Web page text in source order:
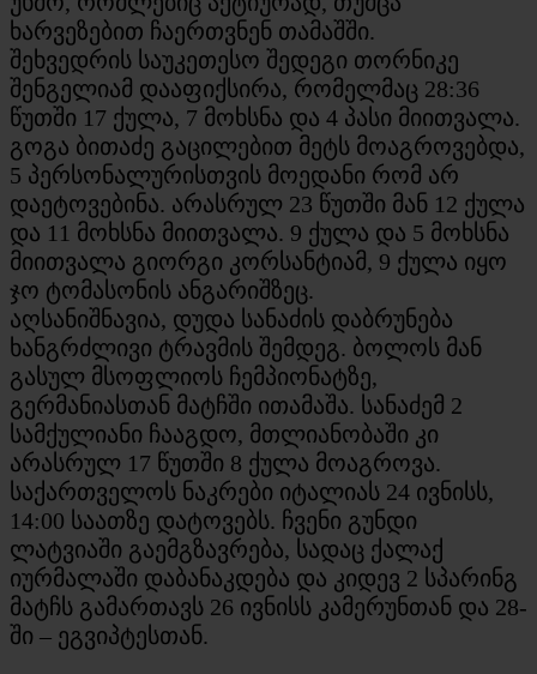
ხარვეზებით ჩაერთვნენ თამაშში.
შეხვედრის საუკეთესო შედეგი თორნიკე
შენგელიამ დააფიქსირა, რომელმაც 28:36
წუთში 17 ქულა, 7 მოხსნა და 4 პასი მიითვალა.
გოგა ბითაძე გაცილებით მეტს მოაგროვებდა,
5 პერსონალურისთვის მოედანი რომ არ
დაეტოვებინა. არასრულ 23 წუთში მან 12 ქულა
და 11 მოხსნა მიითვალა. 9 ქულა და 5 მოხსნა
მიითვალა გიორგი კორსანტიამ, 9 ქულა იყო
ჯო ტომასონის ანგარიშზეც.
აღსანიშნავია, დუდა სანაძის დაბრუნება
ხანგრძლივი ტრავმის შემდეგ. ბოლოს მან
გასულ მსოფლიოს ჩემპიონატზე,
გერმანიასთან მატჩში ითამაშა. სანაძემ 2
სამქულიანი ჩააგდო, მთლიანობაში კი
არასრულ 17 წუთში 8 ქულა მოაგროვა.
საქართველოს ნაკრები იტალიას 24 ივნისს,
14:00 საათზე დატოვებს. ჩვენი გუნდი
ლატვიაში გაემგზავრება, სადაც ქალაქ
იურმალაში დაბანაკდება და კიდევ 2 სპარინგ
მატჩს გამართავს 26 ივნისს კამერუნთან და 28-
ში – ეგვიპტესთან.